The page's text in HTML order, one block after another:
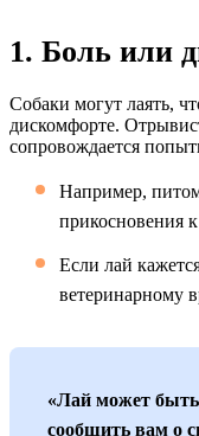
1. Боль или
Собаки могут лаять,
дискомфорте.
сопровождается
Например,
прикосновения
Если лай
ветеринарному
«Лай может быть
сообщить вам о